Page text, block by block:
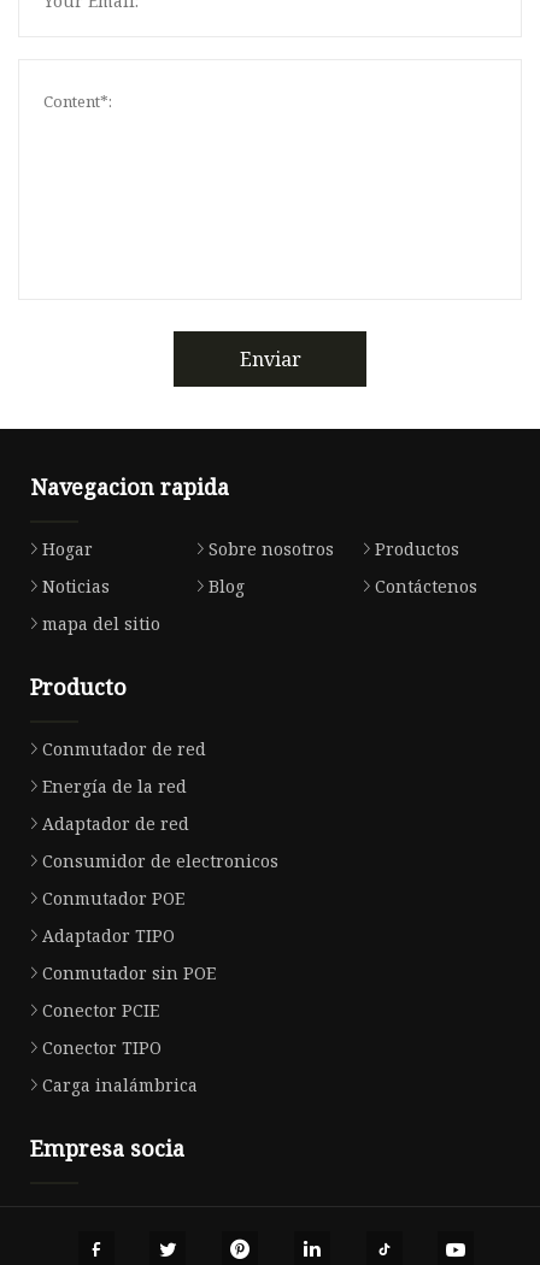
Enviar
Navegacion rapida
Hogar Sobre nosotros
Productos
Noticias
Blog
Contáctenos
mapa del sitio
Producto
Conmutador de red
Energía de la red
Adaptador de red
Consumidor de electronicos
Conmutador POE
Adaptador TIPO
Conmutador sin POE
Conector PCIE
Conector TIPO
Carga inalámbrica
Empresa socia